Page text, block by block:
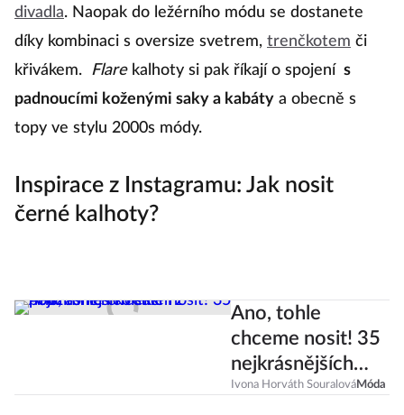
divadla. Naopak do ležérního módu se dostanete
díky kombinaci s oversize svetrem, trenčkotem či
křivákem.
Flarekalhoty si pak říkají o spojení s
padnoucími koženými saky a kabáty a obecně s
topy ve stylu 2000s módy.
Inspirace z Instagramu: Jak nosit
černé kalhoty?
Ano, tohle
chceme nosit! 35
nejkrásnějších
sukní z
Ivona Horváth SouralováMóda